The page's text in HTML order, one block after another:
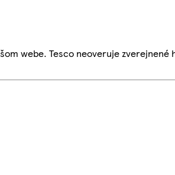
webe. Tesco neoveruje zverejnené